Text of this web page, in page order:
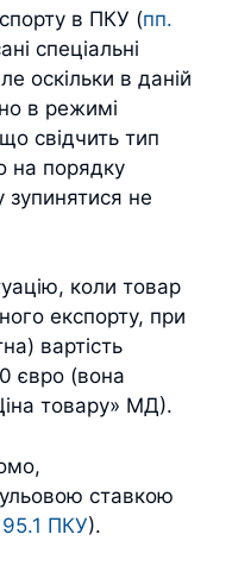
в ПКУ (пп.
спеціальні
оскільки в даній
в режимі
свідчить тип
на порядку
зупинятися не
коли товар
експорту, при
вартість
євро (вона
товару» МД).
ставкою
ПКУ).